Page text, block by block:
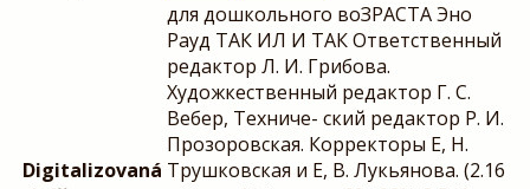
Digitalizovaná
для дошкольного воЗРАСТА Эно
Рауд ТАК ИЛ И ТАК Ответственный
редактор Л. И. Грибова.
Художкественный редактор Г. С.
Вебер, Техниче- ский редактор Р. И.
Прозоровская. Корректоры Е, Н.
Трушковская и Е, В. Лукьянова. (2.16